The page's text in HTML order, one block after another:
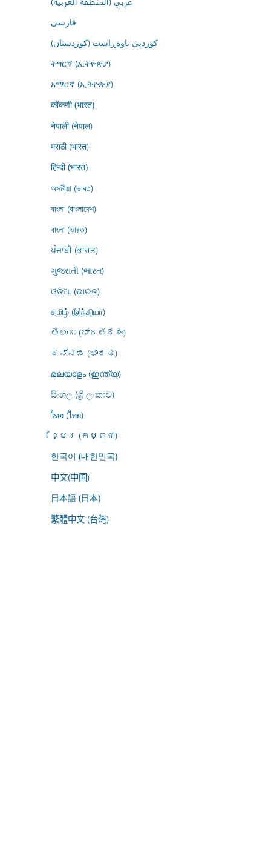
فارسى
کوردیی ناوەڕاست (کوردستان)
ትግርኛ (ኢትዮጵያ)
አማርኛ (ኢትዮጵያ)
कोंकणी (भारत)
नेपाली (नेपाल)
मराठी (भारत)
हिन्दी (भारत)
অসমীয়া (ভাৰত)
বাংলা (বাংলাদেশ)
বাংলা (ভারত)
ਪੰਜਾਬੀ (ਭਾਰਤ)
ગુજરાતી (ભારત)
ଓଡ଼ିଆ (ଭାରତ)
தமிழ் (இந்தியா)
తెలుగు (భారతదేశం)
ಕನ್ನಡ (ಭಾರತ)
മലയാളം (ഇന്ത്യ)
සිංහල (ශ්‍රී ලංකාව)
ไทย (ไทย)
ខ្មែរ (កម្ពុជា)
한국어 (대한민국)
中文(中国)
日本語 (日本)
繁體中文 (台灣)